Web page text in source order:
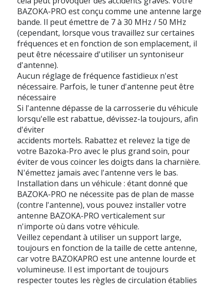
BAZOKA-PRO est conçu comme une antenne large
bande. Il peut émettre de 7 à 30 MHz / 50 MHz
(cependant, lorsque vous travaillez sur certaines
fréquences et en fonction de son emplacement, il
peut être nécessaire d'utiliser un syntoniseur
d'antenne).
Aucun réglage de fréquence fastidieux n'est
nécessaire. Parfois, le tuner d'antenne peut être
nécessaire
Si l'antenne dépasse de la carrosserie du véhicule
lorsqu'elle est rabattue, dévissez-la toujours, afin
d'éviter
accidents mortels. Rabattez et relevez la tige de
votre Bazoka-Pro avec le plus grand soin, pour
éviter de vous coincer les doigts dans la charnière.
N'émettez jamais avec l'antenne vers le bas.
Installation dans un véhicule : étant donné que
BAZOKA-PRO ne nécessite pas de plan de masse
(contre l'antenne), vous pouvez installer votre
antenne BAZOKA-PRO verticalement sur
n'importe où dans votre véhicule.
Veillez cependant à utiliser un support large,
toujours en fonction de la taille de cette antenne,
car votre BAZOKAPRO est une antenne lourde et
volumineuse. Il est important de toujours
respecter toutes les règles de circulation établies